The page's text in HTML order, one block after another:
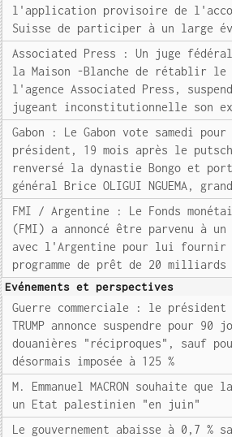
l'application provisoire de
Suisse de participer à un large
Associated Press : Un juge
la Maison -Blanche de rétablir le
l'agence Associated Press,
jugeant inconstitutionnelle son
Gabon : Le Gabon vote samedi
président, 19 mois après le
renversé la dynastie Bongo et
général Brice OLIGUI NGUEMA,
FMI / Argentine : Le Fonds
(FMI) a annoncé être parvenu à
avec l'Argentine pour lui fournir
programme de prêt de 20
Evénements et perspectives
Guerre commerciale : le président
TRUMP annonce suspendre pour 90
douanières "réciproques", sauf
désormais imposée à 125 %
M. Emmanuel MACRON souhaite
un Etat palestinien "en juin"
Le gouvernement abaisse à 0,7 %